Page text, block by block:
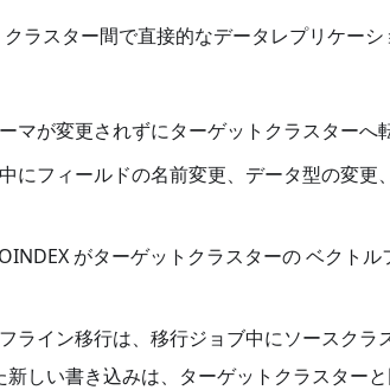
ラスター間で直接的なデータレプリケー
マが変更されずにターゲットクラスターへ
にフィールドの名前変更、データ型の変
がターゲットクラスターの ベクト
ライン移行は、移行ジョブ中にソースク
しい書き込みは、ターゲットクラスターと